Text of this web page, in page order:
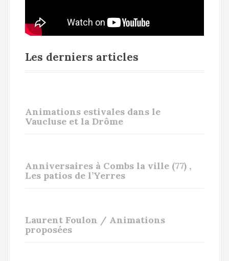
Les derniers articles
Animations estivales dans le
Vaucluse et la Drôme
Anniversaires à Combs la ville (77) ,
Les patios de l’Yerres
Laurent Foulon / Animations
proposées